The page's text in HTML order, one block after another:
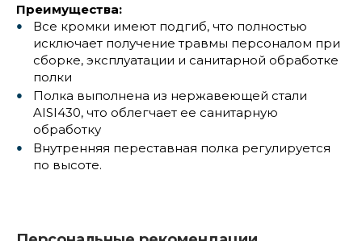
Преимущества:
Все кромки имеют подгиб, что полностью
исключает получение травмы персоналом при
сборке, эксплуатации и санитарной обработке
полки
Полка выполнена из нержавеющей стали
AISI430, что облегчает ее санитарную
обработку
Внутренняя переставная полка регулируется
по высоте.